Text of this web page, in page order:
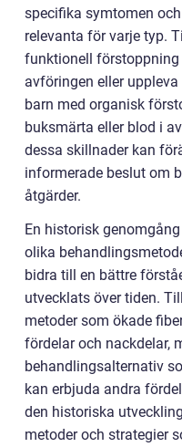
specifika symtomen
relevanta för varje typ.
funktionell
avföringen eller
barn med organisk
buksmärta eller blod i
dessa skillnader kan
informerade beslut om
åtgärder.
En historisk
olika
bidra till en bättre
utvecklats över tiden.
metoder som ökade
fördelar och nackdelar,
behandlingsalternativ
kan erbjuda andra
den historiska
metoder och strategier